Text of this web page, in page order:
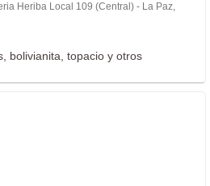
Heriba Local 109 (Central) - La Paz,
bolivianita, topacio y otros